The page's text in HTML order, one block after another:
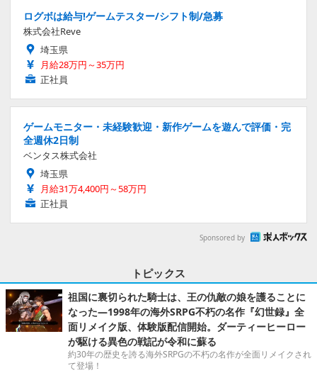
ログボは給与!ゲームテスター/シフト制/急募
株式会社Reve
埼玉県
月給28万円～35万円
正社員
ゲームモニター・未経験歓迎・新作ゲームを遊んで評価・完
全週休2日制
ベンタス株式会社
埼玉県
月給31万4,400円～58万円
正社員
Sponsored by
トピックス
祖国に裏切られた騎士は、王の仇敵の娘を護ることに
なった―1998年の海外SRPG不朽の名作『幻世録』全
面リメイク版、体験版配信開始。ダーティーヒーロー
が駆ける異色の戦記が令和に蘇る
約30年の歴史を誇る海外SRPGの不朽の名作が全面リメイクされ
て登場！